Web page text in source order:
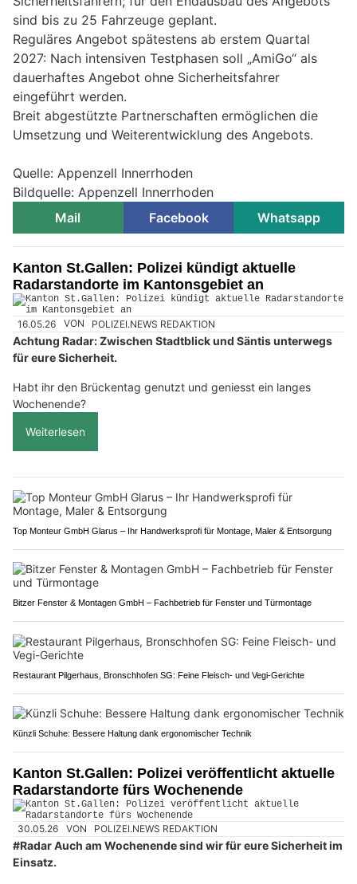
sind bis zu 25 Fahrzeuge geplant.
Reguläres Angebot spätestens ab erstem Quartal
2027: Nach intensiven Testphasen soll „AmiGo“ als
dauerhaftes Angebot ohne Sicherheitsfahrer
eingeführt werden.
Breit abgestützte Partnerschaften ermöglichen die
Umsetzung und Weiterentwicklung des Angebots.
Quelle: Appenzell Innerrhoden
Bildquelle: Appenzell Innerrhoden
Mail
Facebook Whatsapp
Kanton St.Gallen: Polizei kündigt aktuelle
Radarstandorte im Kantonsgebiet an
16.05.26 VON POLIZEI.NEWS REDAKTION
Achtung Radar: Zwischen Stadtblick und Säntis unterwegs
für eure Sicherheit.
Habt ihr den Brückentag genutzt und geniesst ein langes
Wochenende?
Weiterlesen
Top Monteur GmbH Glarus – Ihr Handwerksprofi für Montage, Maler & Entsorgung
Bitzer Fenster & Montagen GmbH – Fachbetrieb für Fenster und Türmontage
Restaurant Pilgerhaus, Bronschhofen SG: Feine Fleisch- und Vegi-Gerichte
Künzli Schuhe: Bessere Haltung dank ergonomischer Technik
Kanton St.Gallen: Polizei veröffentlicht aktuelle
Radarstandorte fürs Wochenende
30.05.26 VON POLIZEI.NEWS REDAKTION
#Radar Auch am Wochenende sind wir für eure Sicherheit im
Einsatz.